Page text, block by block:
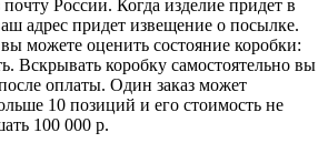
почту России. Когда изделие придет в
адрес придет извещение о посылке.
можете оценить состояние коробки:
Вскрывать коробку самостоятельно вы
оплаты. Один заказ может
10 позиций и его стоимость не
100 000 р.